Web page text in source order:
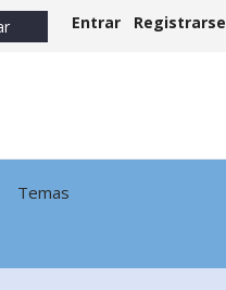
Entrar Registrarse
Temas